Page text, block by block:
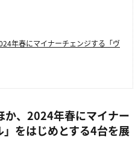
年春にマイナーチェンジする「ヴ
か、2024年春にマイナー
をはじめとする4台を展